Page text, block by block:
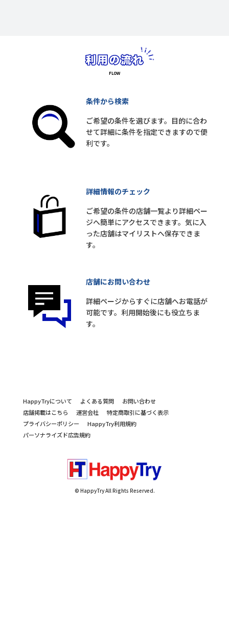
条件から検索
ご希望の条件を選びます。目的に合わ
せて詳細に条件を指定できますので便
利です。
詳細情報のチェック
ご希望の条件の店舗一覧より詳細ペー
ジへ簡単にアクセスできます。気に入
った店舗はマイリストへ保存できま
す。
店舗にお問い合わせ
詳細ページからすぐに店舗へお電話が
可能です。利用開始後にも役立ちま
す。
HappyTryについて よくある質問
お問い合わせ
店舗掲載はこちら
運営会社
特定商取引に基づく表示
プライバシーポリシー
HappyTry利用規約
パーソナライズド広告規約
© HappyTry All Rights Reserved.